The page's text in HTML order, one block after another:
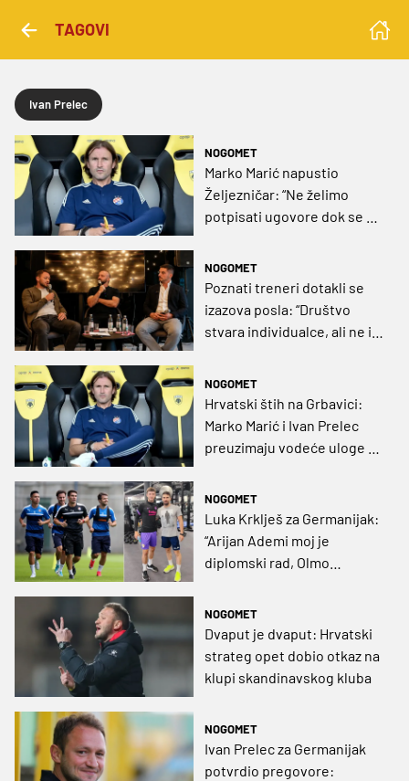
TAGOVI
Ivan Prelec
NOGOMET
Marko Marić napustio
Željezničar: “Ne želimo
potpisati ugovore dok se ne
NOGOMET
Poznati treneri dotakli se
izazova posla: “Društvo
stvara individualce, ali ne i
NOGOMET
Hrvatski štih na Grbavici:
Marko Marić i Ivan Prelec
preuzimaju vodeće uloge u
NOGOMET
Luka Krklješ za Germanijak:
“Arijan Ademi moj je
diplomski rad, Olmo
Sučić prototip modernog
sportaša”
NOGOMET
Dvaput je dvaput: Hrvatski
strateg opet dobio otkaz na
klupi skandinavskog kluba
NOGOMET
Ivan Prelec za Germanijak
potvrdio pregovore: